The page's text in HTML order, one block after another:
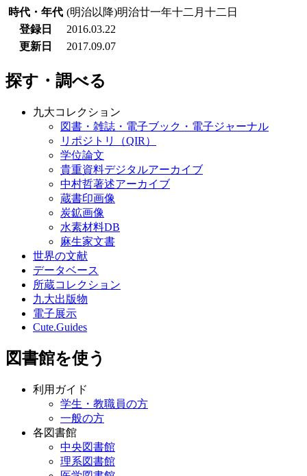
時代・年代 (明治以降)明治廿一年十二月十二日
登録日
2016.03.22
更新日
2017.09.07
探す・調べる
九大コレクション
図書・雑誌・電子ブック・電子ジャーナル
リポジトリ（QIR）
学位論文
貴重資料デジタルアーカイブ
中村哲著述アーカイブ
蔵書印画像
炭鉱画像
水素材料DB
麻生家文書
世界の文献
データベース
所蔵コレクション
九大出版物
電子展示
Cute.Guides
図書館を使う
利用ガイド
学生・教職員の方
一般の方
各図書館
中央図書館
理系図書館